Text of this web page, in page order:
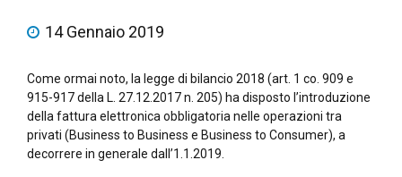
14 Gennaio 2019
Come ormai noto, la legge di bilancio 2018 (art. 1 co. 909 e
915-917 della L. 27.12.2017 n. 205) ha disposto l’introdu­zio­ne
della fattura elettronica obbligatoria nelle operazioni tra
privati (Business to Business e Business to Consumer), a
decorrere in generale dall’1.1.2019.